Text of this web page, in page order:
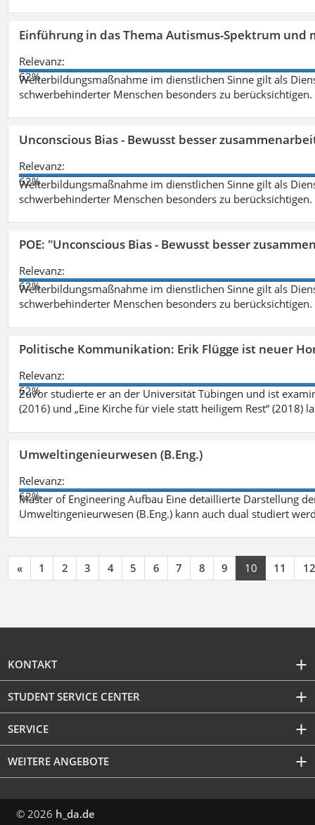
Einführung in das Thema Autismus-Spektrum
Relevanz:
62%
Weiterbildungsmaßnahme im dienstlichen Sinne gilt als
schwerbehinderter Menschen besonders zu berücksichtigen.
Unconscious Bias - Bewusst besser
Relevanz:
62%
Weiterbildungsmaßnahme im dienstlichen Sinne gilt als
schwerbehinderter Menschen besonders zu berücksichtigen.
POE: "Unconscious Bias - Bewusst besser
Relevanz:
62%
Weiterbildungsmaßnahme im dienstlichen Sinne gilt als
schwerbehinderter Menschen besonders zu berücksichtigen.
Politische Kommunikation: Erik Flügge ist neuer
Relevanz:
62%
Zuvor studierte er an der Universität Tübingen und ist
(2016) und „Eine Kirche für viele statt heiligem Rest“ (2018)
Umweltingenieurwesen (B.Eng.)
Relevanz:
62%
Master of Engineering Aufbau Eine detaillierte Darstellung
Umweltingenieurwesen (B.Eng.) kann auch dual studiert
« 1 2 3 4 5 6 7 8 9 10 11 12
KONTAKT
STUDENT SERVICE CENTER
SERVICE
WEITERE ANGEBOTE
© 2026 h_da.de